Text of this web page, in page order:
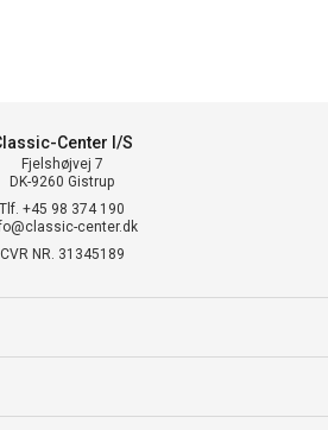
Center I/S
Fjelshøjvej 7
DK-9260 Gistrup
Tlf. +45 98 374 190
center.dk
CVR NR. 31345189